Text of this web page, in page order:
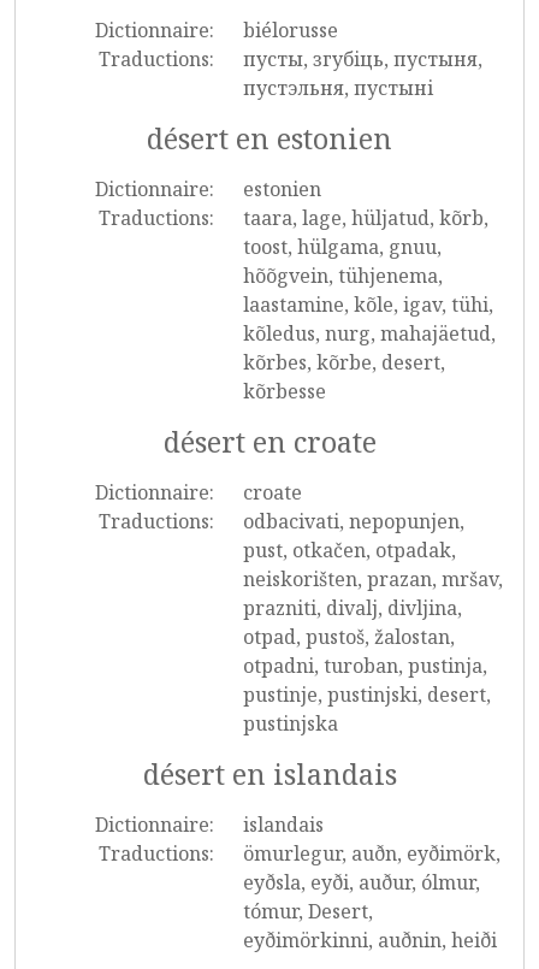
Dictionnaire:
biélorusse
Traductions:
пусты, згубiць, пустыня,
пустэльня, пустыні
désert en estonien
Dictionnaire:
estonien
Traductions:
taara, lage, hüljatud, kõrb,
toost, hülgama, gnuu,
hõõgvein, tühjenema,
laastamine, kõle, igav, tühi,
kõledus, nurg, mahajäetud,
kõrbes, kõrbe, desert,
kõrbesse
désert en croate
Dictionnaire:
croate
Traductions:
odbacivati, nepopunjen,
pust, otkačen, otpadak,
neiskorišten, prazan, mršav,
prazniti, divalj, divljina,
otpad, pustoš, žalostan,
otpadni, turoban, pustinja,
pustinje, pustinjski, desert,
pustinjska
désert en islandais
Dictionnaire:
islandais
Traductions:
ömurlegur, auðn, eyðimörk,
eyðsla, eyði, auður, ólmur,
tómur, Desert,
eyðimörkinni, auðnin, heiði